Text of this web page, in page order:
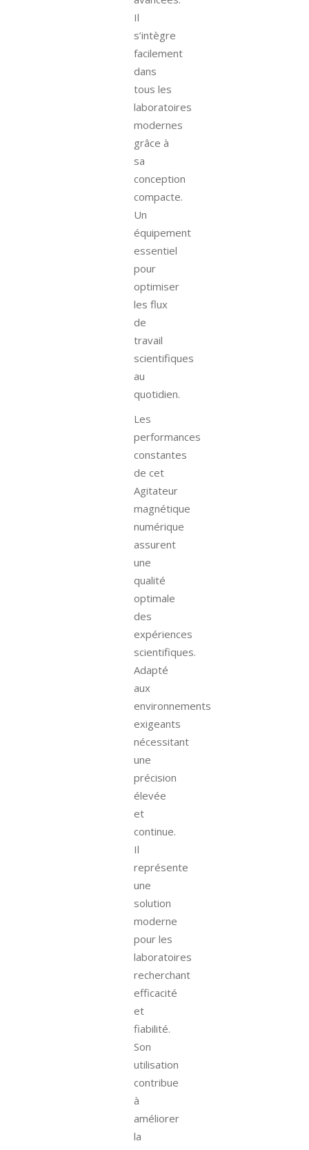
Il
s’intègre
facilement
dans
tous les
laboratoires
modernes
grâce à
sa
conception
compacte.
Un
équipement
essentiel
pour
optimiser
les flux
de
travail
scientifiques
au
quotidien.
Les
performances
constantes
de cet
Agitateur
magnétique
numérique
assurent
une
qualité
optimale
des
expériences
scientifiques.
Adapté
aux
environnements
exigeants
nécessitant
une
précision
élevée
et
continue.
Il
représente
une
solution
moderne
pour les
laboratoires
recherchant
efficacité
et
fiabilité.
Son
utilisation
contribue
à
améliorer
la